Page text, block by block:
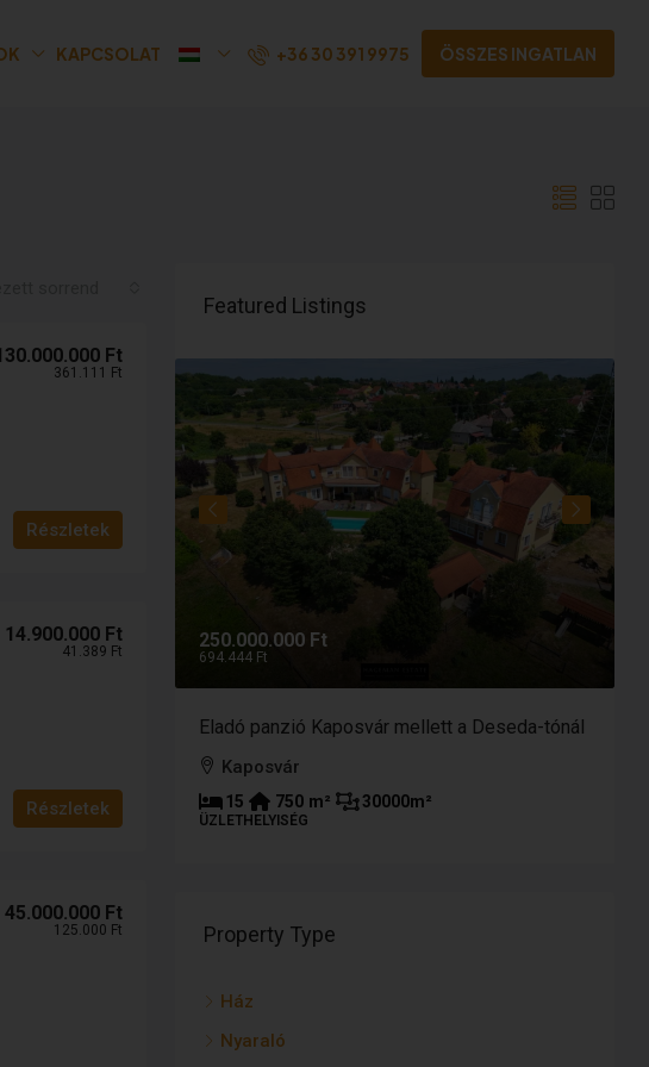
KAPCSOLAT +36 30 391 9975 ÖSSZES INGATLAN
Ft
361.111 Ft
Részletek
14.900.000 Ft
41.389 Ft
Részletek
45.000.000 Ft
125.000 Ft
Featured Listings
250.000.000 Ft
694.444 Ft
Eladó panzió Kaposvár mellett a Deseda-tónál
Kaposvár
15 750 m² 30000m²
ÜZLETHELYISÉG
Property Type
Ház
Nyaraló